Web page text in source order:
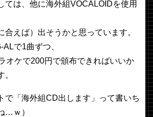
ては、他に海外組VOCALOIDを使用
合えば）出そうかと思っています。
で1曲ずつ、
オケで200円で頒布できればいいか
で「海外組CD出します」って書いち
…ｗ）